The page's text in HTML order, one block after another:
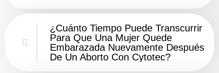
¿Cuánto Tiempo Puede Transcurrir
Para Que Una Mujer Quede
Embarazada Nuevamente Después
De Un Aborto Con Cytotec?